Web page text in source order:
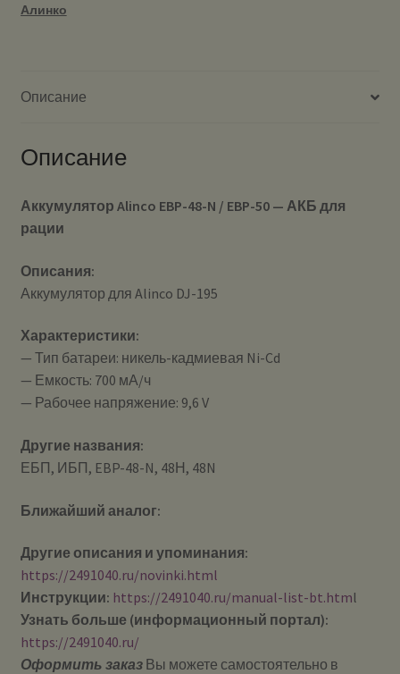
Алинко
Описание
Описание
Аккумулятор Alinco EBP-48-N / EBP-50 — АКБ для
рации
Описания:
Аккумулятор для Alinco DJ-195
Характеристики:
— Тип батареи: никель-кадмиевая Ni-Cd
— Емкость: 700 мА/ч
— Рабочее напряжение: 9,6 V
Другие названия:
ЕБП, ИБП, EBP-48-N, 48Н, 48N
Ближайший аналог:
Другие описания и упоминания:
https://2491040.ru/novinki.html
Инструкции: https://2491040.ru/manual-list-bt.html
Узнать больше (информационный портал):
https://2491040.ru/
Оформить заказВы можете самостоятельно в